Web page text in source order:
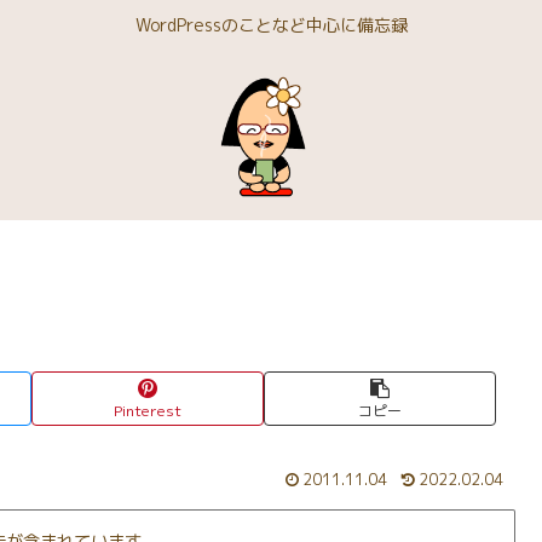
WordPressのことなど中心に備忘録
Pinterest コピー
2011.11.04 2022.02.04